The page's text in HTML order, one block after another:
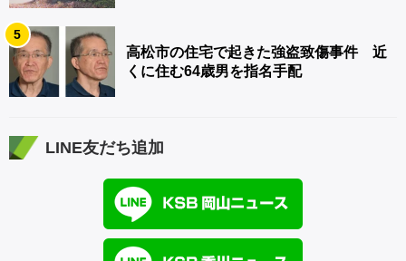
5
高松市の住宅で起きた強盗致傷事件 近
くに住む64歳男を指名手配
LINE友だち追加